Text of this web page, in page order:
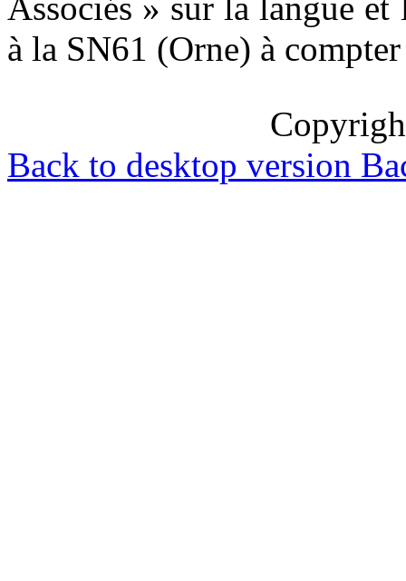
Associés » sur la langue
à la SN61 (Orne) à
Back to desktop version